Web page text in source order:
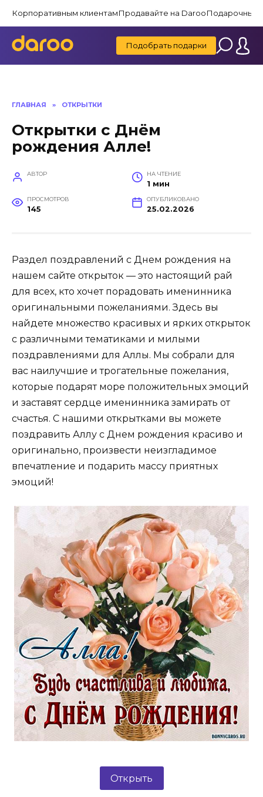
содержанию
Корпоративным клиентамПродавайте на DarooПодарочные
Подобрать подарки
ГЛАВНАЯ » ОТКРЫТКИ
Открытки с Днём
рождения Алле!
АВТОР НА ЧТЕНИЕ
1 мин
ПРОСМОТРОВ
145
ОПУБЛИКОВАНО
25.02.2026
Раздел поздравлений с Днем рождения на
нашем сайте открыток — это настоящий рай
для всех, кто хочет порадовать именинника
оригинальными пожеланиями. Здесь вы
найдете множество красивых и ярких открыток
с различными тематиками и милыми
поздравлениями для Аллы. Мы собрали для
вас наилучшие и трогательные пожелания,
которые подарят море положительных эмоций
и заставят сердце именинника замирать от
счастья. С нашими открытками вы можете
поздравить Аллу с Днем рождения красиво и
оригинально, произвести неизгладимое
впечатление и подарить массу приятных
эмоций!
Открыть